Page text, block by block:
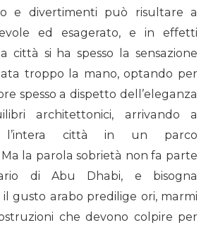
e divertimenti può risultare a
ed esagerato, e in effetti
città si ha spesso la sensazione
troppo la mano, optando per
spesso a dispetto dell’eleganza
architettonici, arrivando a
l’intera città in un parco
la parola sobrietà non fa parte
di Abu Dhabi, e bisogna
gusto arabo predilige ori, marmi
che devono colpire per